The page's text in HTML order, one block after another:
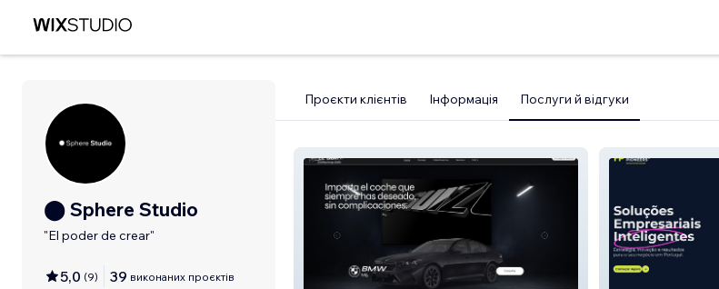
⬤ Sphere Studio
"El poder de crear"
5,0 (9) 39 виконаних проєктів
Проєкти клієнтів Інформація Послуги й відгуки